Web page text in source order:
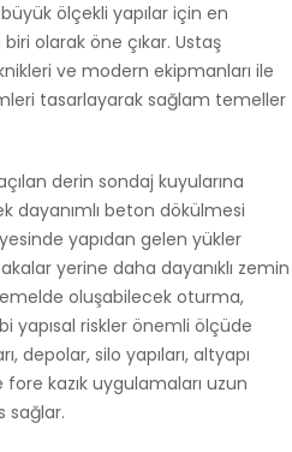
ölçekli yapılar için en
olarak öne çıkar. Ustaş
ve modern ekipmanları ile
tasarlayarak sağlam temeller
derin sondaj kuyularına
dayanımlı beton dökülmesi
yapıdan gelen yükler
yerine daha dayanıklı zemin
oluşabilecek oturma,
yapısal riskler önemli ölçüde
depolar, silo yapıları, altyapı
kazık uygulamaları uzun
sağlar.